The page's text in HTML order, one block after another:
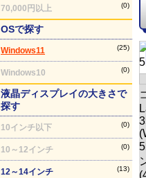
70,000円以上 (0)
OSで探す
Windows11 (25)
Windows10 (0)
液晶ディスプレイの大きさで
探す
10インチ以下 (0)
10～12インチ (0)
12～14インチ (13)